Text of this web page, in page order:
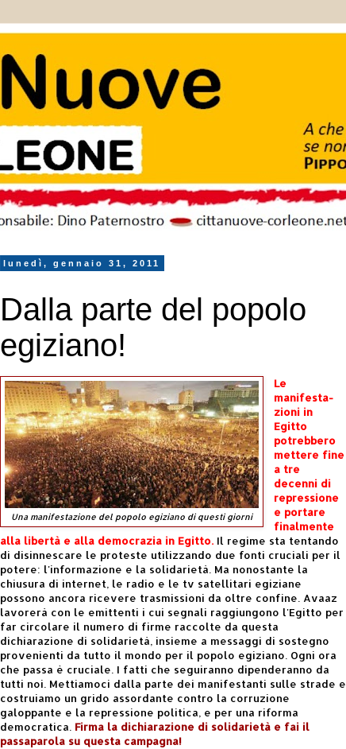
lunedì, gennaio 31, 2011
Dalla parte del popolo
egiziano!
Una manifestazione del popolo egiziano di questi giorni
Le
manifesta-
zioni in
Egitto
potrebbero
mettere fine
a tre
decenni di
repressione
e portare
finalmente
alla libertà e alla democrazia in Egitto. Il regime sta tentando
di disinnescare le proteste utilizzando due fonti cruciali per il
potere: l'informazione e la solidarietà. Ma nonostante la
chiusura di internet, le radio e le tv satellitari egiziane
possono ancora ricevere trasmissioni da oltre confine. Avaaz
lavorerà con le emittenti i cui segnali raggiungono l'Egitto per
far circolare il numero di firme raccolte da questa
dichiarazione di solidarietà, insieme a messaggi di sostegno
provenienti da tutto il mondo per il popolo egiziano. Ogni ora
che passa è cruciale. I fatti che seguiranno dipenderanno da
tutti noi. Mettiamoci dalla parte dei manifestanti sulle strade e
costruiamo un grido assordante contro la corruzione
galoppante e la repressione politica, e per una riforma
democratica. Firma la dichiarazione di solidarietà e fai il
passaparola su questa campagna!